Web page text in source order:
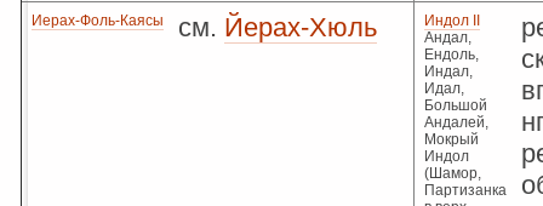
Иерах-Фоль-Каясы см. Йерах-Хюль
Индол II
Андал,
Ендоль,
Индал,
Идал,
Большой
Андалей,
Мокрый
Индол
(Шамор,
Партизанка